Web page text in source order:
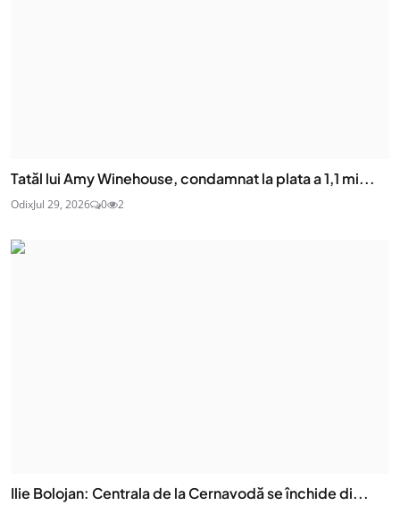
Tatăl lui Amy Winehouse, condamnat la plata a 1,1 mi...
OdixJul 29, 2026 0 2
Ilie Bolojan: Centrala de la Cernavodă se închide di...